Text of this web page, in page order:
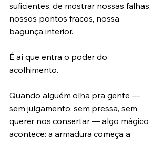
suficientes, de mostrar nossas falhas,
nossos pontos fracos, nossa
bagunça interior.
É aí que entra o poder do
acolhimento.
Quando alguém olha pra gente —
sem julgamento, sem pressa, sem
querer nos consertar — algo mágico
acontece: a armadura começa a